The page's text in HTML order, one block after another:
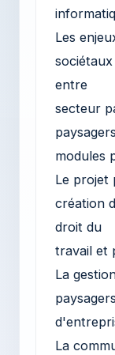
Les
entre
secteur
modules
Le projet
création
droit du
travail et
La
La